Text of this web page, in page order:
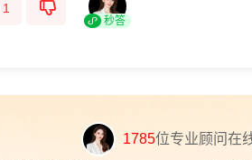
1
秒答
1785位专业顾问在